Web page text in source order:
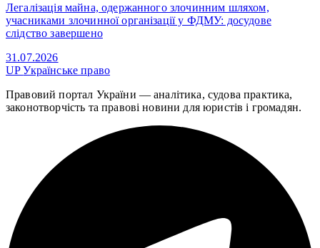
Легалізація майна, одержанного злочинним шляхом,
учасниками злочинної організації у ФДМУ: досудове
слідство завершено
31.07.2026
UPУкраїнське право
Правовий портал України — аналітика, судова практика,
законотворчість та правові новини для юристів і громадян.